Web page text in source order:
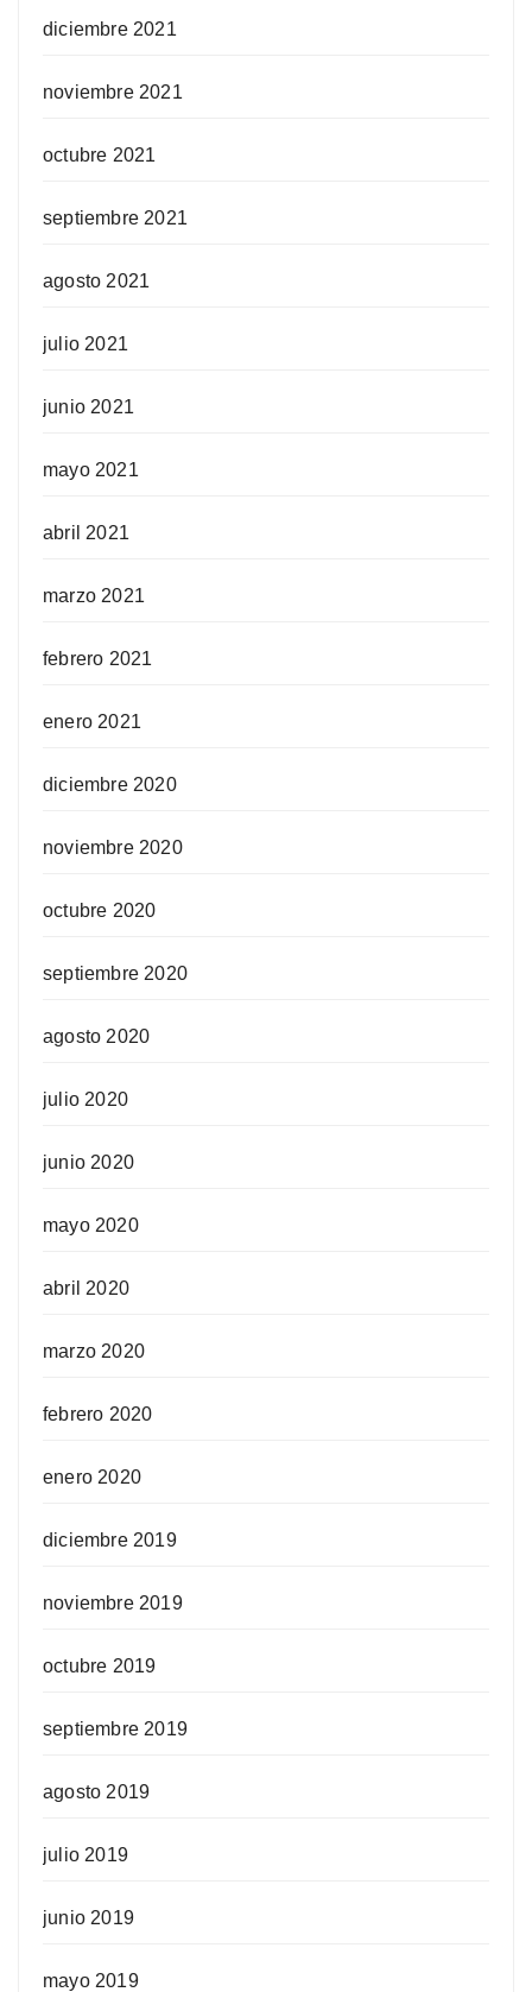
diciembre 2021
noviembre 2021
octubre 2021
septiembre 2021
agosto 2021
julio 2021
junio 2021
mayo 2021
abril 2021
marzo 2021
febrero 2021
enero 2021
diciembre 2020
noviembre 2020
octubre 2020
septiembre 2020
agosto 2020
julio 2020
junio 2020
mayo 2020
abril 2020
marzo 2020
febrero 2020
enero 2020
diciembre 2019
noviembre 2019
octubre 2019
septiembre 2019
agosto 2019
julio 2019
junio 2019
mayo 2019